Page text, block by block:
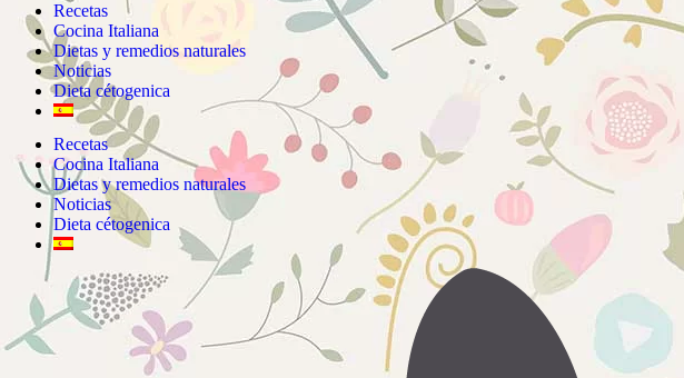
Recetas
Cocina Italiana
Dietas y remedios naturales
Noticias
Dieta cétogenica
Recetas
Cocina Italiana
Dietas y remedios naturales
Noticias
Dieta cétogenica